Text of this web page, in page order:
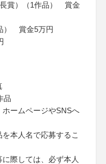
賞）（1作品） 賞金
） 賞金5万円
品
ームページやSNSへ
本人名で応募するこ
際しては、必ず本人